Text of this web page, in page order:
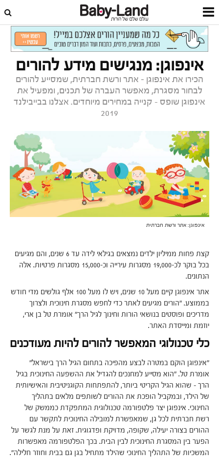
אינפוגן: מנגישים מידע להורים
הכירו את אינפוגן – אתר ורשת חברתית, שמסייע להורים
לבחור מסגרת, מאפשר העברה של תכנים, ומפעיל את
אינפוגן שופס - קנייה במחירים מיוחדים. אצלנו בבייבילנד
2019
אינפוגן: אתר ורשת חברתית
קצת פחות ממיליון ילדים נמצאים בגילאי לידה עד 6 שנים, והם מגיעים
בכל בוקר לכ-19,000 מסגרות עירייה וכ-15,000 מסגרות פרטיות. אלה
הנתונים.
אתר אינפוגן קיים מעל 10 שנים, ויש לו מעל 100 אלף גולשים מדי חודש
בממוצע. "הורים מגיעים לאתר כדי לחפש מסגרת חינוכית ולצרוך
מדריכים ופוסטים בנושאי הורות וחינוך לגיל הרך" אומרת טל בן ארי,
יוזמת ומייסדת האתר.
כלי טכנולוגי המאפשר להורים להיות מעודכנים
"אינפוגן הוקם במטרה לבצע מהפיכה בתחום הגיל הרך בישראל"
אומרת טל. "הוא מסייע למחנכים להגדיל את ההשפעה החינוכית בגיל
הרך – שהוא הגיל הקריטי ביותר, להתפתחות הקוגניטיבית והאישיותית
של הילד, ובמקביל הופכת את ההורים לשותפים מלאים בתהליך
החינוכי. אינפוגן יצר פלטפורמה טכנולוגית המתפקדת כממשק של
רשת חברתית לכל גן, שמאפשרת למובילה החינוכית לתקשר עם
ההורים בצורה יעילה, שקופה, מדויקת ופדגוגית. זאת על מנת לגשר על
הפער בין המסגרת החינוכית לבין הבית. בכך הפלטפורמה מאפשרות
המשכיות של התהליך החינוכי שהילד מתחיל בגן גם בבית וחוזר חלילה".